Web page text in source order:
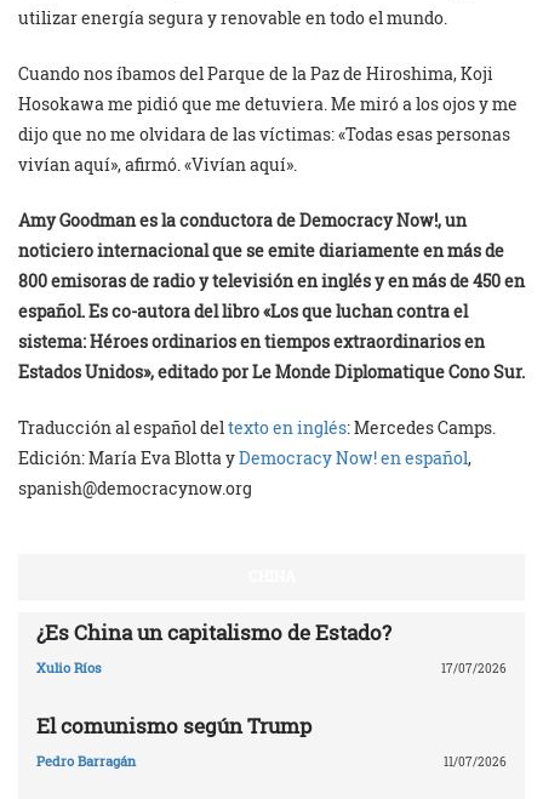
utilizar energía segura y renovable en todo el mundo.
Cuando nos íbamos del Parque de la Paz de Hiroshima, Koji
Hosokawa me pidió que me detuviera. Me miró a los ojos y me
dijo que no me olvidara de las víctimas: «Todas esas personas
vivían aquí», afirmó. «Vivían aquí».
Amy Goodman es la conductora de Democracy Now!, un
noticiero internacional que se emite diariamente en más de
800 emisoras de radio y televisión en inglés y en más de 450 en
español. Es co-autora del libro «Los que luchan contra el
sistema: Héroes ordinarios en tiempos extraordinarios en
Estados Unidos», editado por Le Monde Diplomatique Cono Sur.
Traducción al español deltexto en inglés: Mercedes Camps.
Edición: María Eva Blotta yDemocracy Now! en español,
spanish@democracynow.org
¿Es China un capitalismo de Estado?
Xulio Ríos 17/07/2026
El comunismo según Trump
Pedro Barragán 11/07/2026